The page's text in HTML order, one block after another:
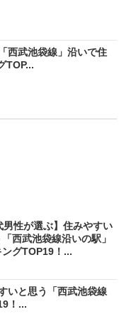
西武池袋線」沿いで住
TOP...
男性が選ぶ】住みやすい
西武池袋線沿いの駅」
ングTOP19！...
いと思う「西武池袋線
！...